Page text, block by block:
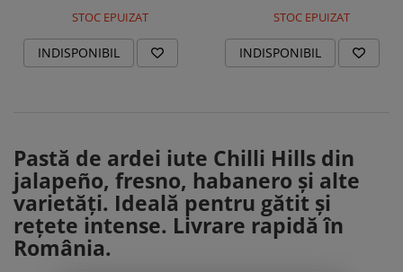
STOC EPUIZAT
INDISPONIBIL
STOC EPUIZAT
INDISPONIBIL
Pastă de ardei iute Chilli Hills din
jalapeño, fresno, habanero și alte
varietăți. Ideală pentru gătit și
rețete intense. Livrare rapidă în
România.